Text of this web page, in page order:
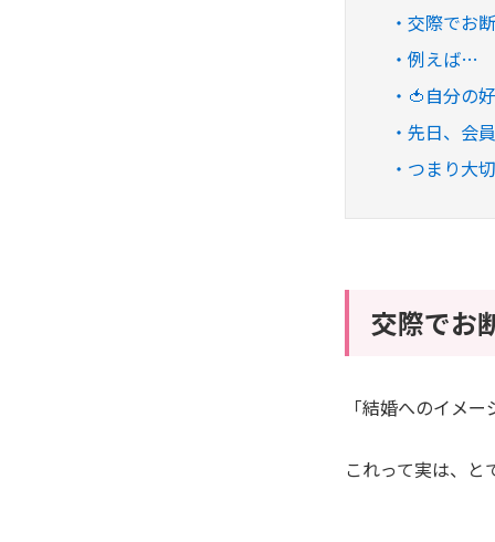
交際でお
例えば…
🍅自分の
先日、会
つまり大
交際でお
「結婚へのイメ
これって実は、